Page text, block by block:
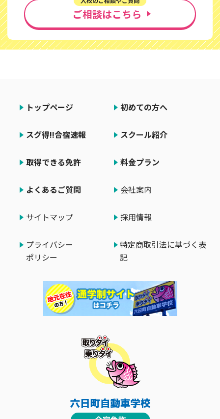
ご相談はこちら
トップページ 初めての方へ
スグ得!!合宿速報 スクール紹介
取得できる免許 料金プラン
よくあるご質問 会社案内
サイトマップ 採用情報
プライバシー
ポリシー
特定商取引法に基づく表
記